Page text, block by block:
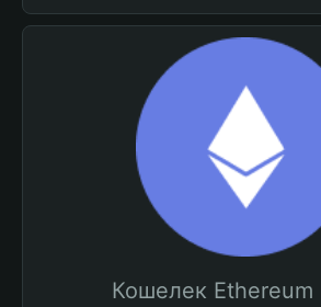
Кошелек Ethereum